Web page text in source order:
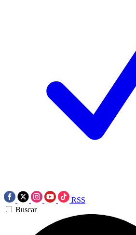
RSS
Buscar